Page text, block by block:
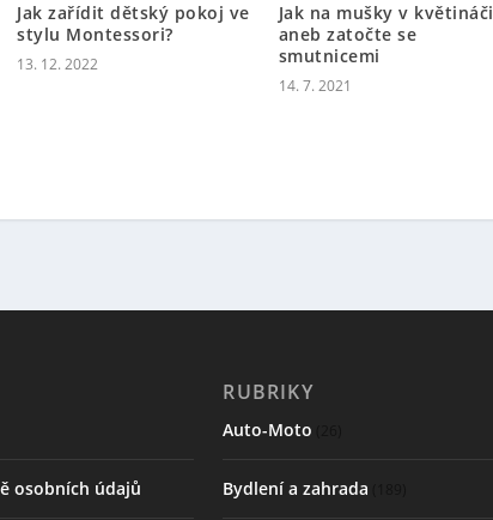
Jak zařídit dětský pokoj ve
stylu Montessori?
13. 12. 2022
Jak na mušky v květináči
aneb zatočte se
smutnicemi
14. 7. 2021
osobních údajů
RUBRIKY
Auto-Moto
Bydlení a zahrada